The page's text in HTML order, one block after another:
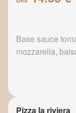
Base sauce
mozzarella,
Pizza la riviera